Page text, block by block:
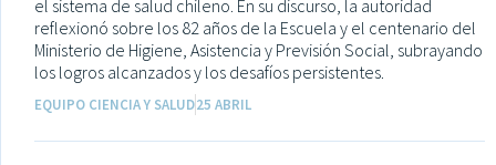
el sistema de salud chileno. En su discurso, la autoridad
reflexionó sobre los 82 años de la Escuela y el centenario del
Ministerio de Higiene, Asistencia y Previsión Social, subrayando
los logros alcanzados y los desafíos persistentes.
EQUIPO CIENCIA Y SALUD25 ABRIL